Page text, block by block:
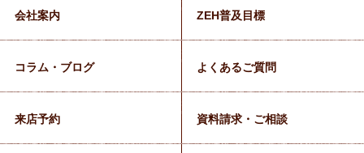
会社案内 ZEH普及目標
コラム・ブログ よくあるご質問
来店予約 資料請求・ご相談